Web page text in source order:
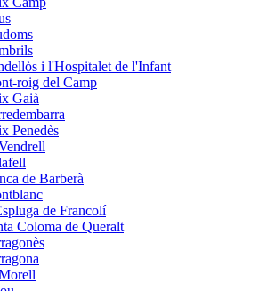
i l'Hospitalet de l'Infant
roig del Camp
Gaià
Penedès
de Barberà
de Francolí
Coloma de Queralt